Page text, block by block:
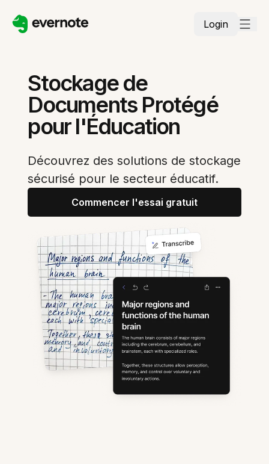
Login
Stockage de
Documents Protégé
pour l'Éducation
Découvrez des solutions de stockage
sécurisé pour le secteur éducatif.
Commencer l'essai gratuit